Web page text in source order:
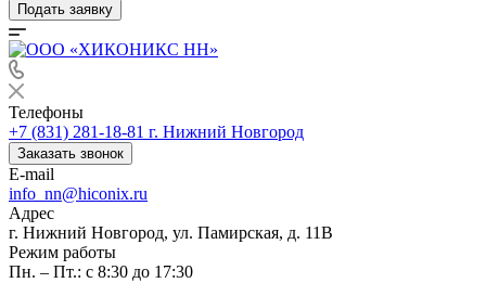
Подать заявку
Телефоны
+7 (831) 281-18-81 г. Нижний Новгород
Заказать звонок
E-mail
info_nn@hiconix.ru
Адрес
г. Нижний Новгород, ул. Памирская, д. 11В
Режим работы
Пн. – Пт.: с 8:30 до 17:30